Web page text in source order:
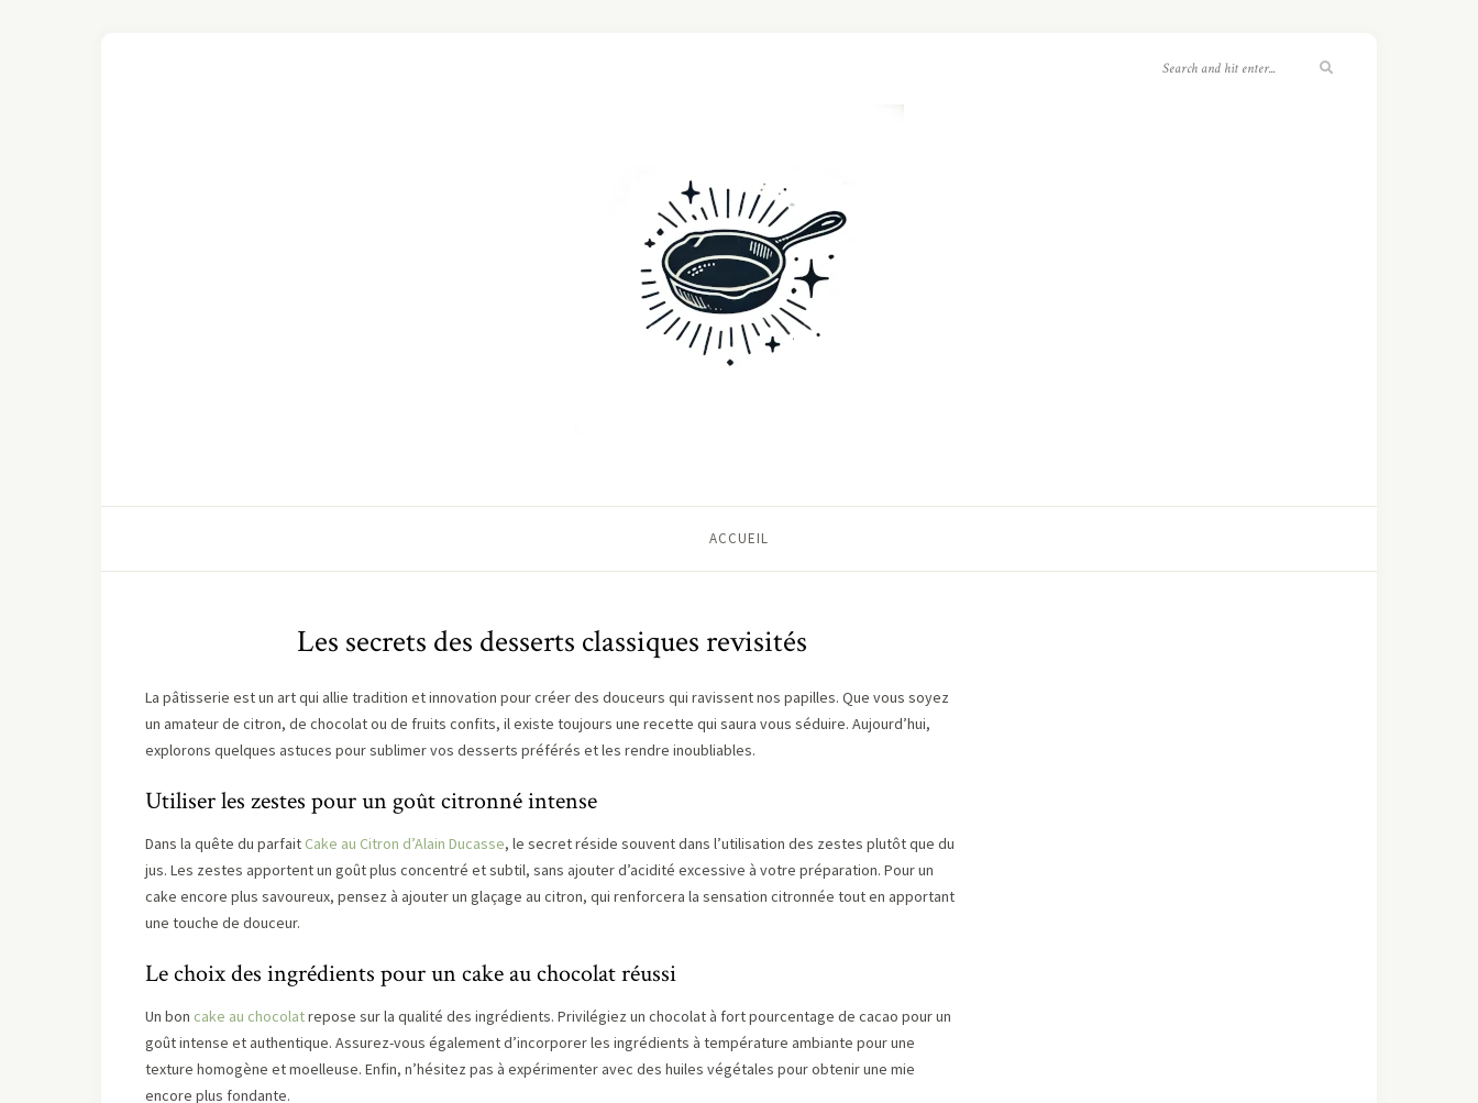
ACCUEIL
Les secrets des desserts classiques revisités
La pâtisserie est un art qui allie tradition et innovation pour créer des douceurs qui ravissent nos papilles. Que vous soyez
un amateur de citron, de chocolat ou de fruits confits, il existe toujours une recette qui saura vous séduire. Aujourd’hui,
explorons quelques astuces pour sublimer vos desserts préférés et les rendre inoubliables.
Utiliser les zestes pour un goût citronné intense
Dans la quête du parfait Cake au Citron d’Alain Ducasse, le secret réside souvent dans l’utilisation des zestes plutôt que du
jus. Les zestes apportent un goût plus concentré et subtil, sans ajouter d’acidité excessive à votre préparation. Pour un
cake encore plus savoureux, pensez à ajouter un glaçage au citron, qui renforcera la sensation citronnée tout en apportant
une touche de douceur.
Le choix des ingrédients pour un cake au chocolat réussi
Un bon cake au chocolatrepose sur la qualité des ingrédients. Privilégiez un chocolat à fort pourcentage de cacao pour un
goût intense et authentique. Assurez-vous également d’incorporer les ingrédients à température ambiante pour une
texture homogène et moelleuse. Enfin, n’hésitez pas à expérimenter avec des huiles végétales pour obtenir une mie
encore plus fondante.